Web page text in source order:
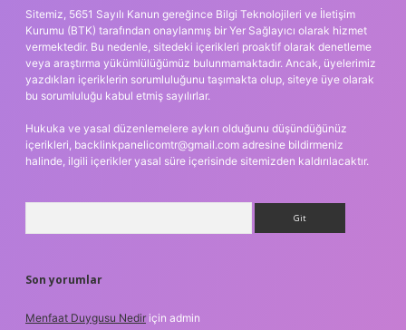
Sitemiz, 5651 Sayılı Kanun gereğince Bilgi Teknolojileri ve İletişim
Kurumu (BTK) tarafından onaylanmış bir Yer Sağlayıcı olarak hizmet
vermektedir. Bu nedenle, sitedeki içerikleri proaktif olarak denetleme
veya araştırma yükümlülüğümüz bulunmamaktadır. Ancak, üyelerimiz
yazdıkları içeriklerin sorumluluğunu taşımakta olup, siteye üye olarak
bu sorumluluğu kabul etmiş sayılırlar.
Hukuka ve yasal düzenlemelere aykırı olduğunu düşündüğünüz
içerikleri, backlinkpanelicomtr@gmail.com adresine bildirmeniz
halinde, ilgili içerikler yasal süre içerisinde sitemizden kaldırılacaktır.
Son yorumlar
Menfaat Duygusu Nedir için admin